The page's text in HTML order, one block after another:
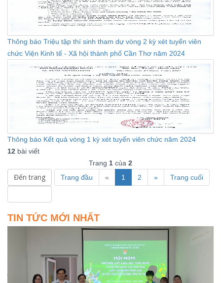
Thông báo Triệu tập thí sinh tham dự vòng 2 kỳ xét tuyển viên
chức Viện Kinh tế - Xã hội thành phố Cần Thơ năm 2024
Thông báo Kết quả vòng 1 kỳ xét tuyển viên chức năm 2024
12 bài viết
Trang 1 của 2
Trang đầu
« 1 2 » Trang cuối
TIN TỨC MỚI NHẤT